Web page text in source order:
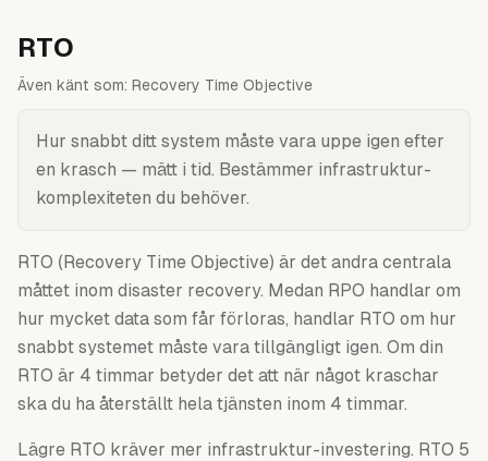
RTO
Även känt som: Recovery Time Objective
Hur snabbt ditt system måste vara uppe igen efter
en krasch — mätt i tid. Bestämmer infrastruktur-
komplexiteten du behöver.
RTO (Recovery Time Objective) är det andra centrala
måttet inom disaster recovery. Medan RPO handlar om
hur mycket data som får förloras, handlar RTO om hur
snabbt systemet måste vara tillgängligt igen. Om din
RTO är 4 timmar betyder det att när något kraschar
ska du ha återställt hela tjänsten inom 4 timmar.
Lägre RTO kräver mer infrastruktur-investering. RTO 5